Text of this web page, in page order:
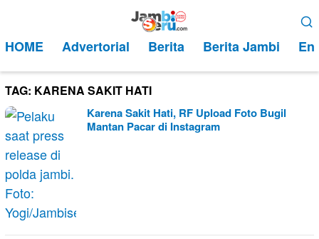
kontenMobile
HOME Advertorial Berita Berita Jambi
TAG: KARENA SAKIT HATI
Karena Sakit Hati, RF Upload Foto Bugil
Mantan Pacar di Instagram